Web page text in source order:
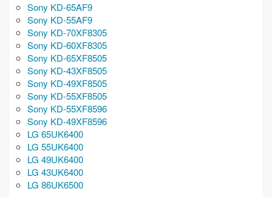
Sony KD-65AF9
Sony KD-55AF9
Sony KD-70XF8305
Sony KD-60XF8305
Sony KD-65XF8505
Sony KD-43XF8505
Sony KD-49XF8505
Sony KD-55XF8505
Sony KD-55XF8596
Sony KD-49XF8596
LG 65UK6400
LG 55UK6400
LG 49UK6400
LG 43UK6400
LG 86UK6500